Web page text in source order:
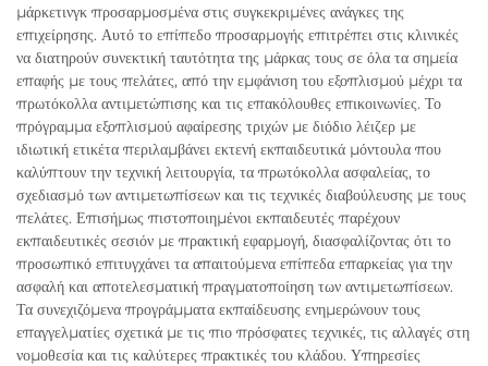
μάρκετινγκ προσαρμοσμένα στις συγκεκριμένες ανάγκες της
επιχείρησης. Αυτό το επίπεδο προσαρμογής επιτρέπει στις κλινικές
να διατηρούν συνεκτική ταυτότητα της μάρκας τους σε όλα τα σημεία
επαφής με τους πελάτες, από την εμφάνιση του εξοπλισμού μέχρι τα
πρωτόκολλα αντιμετώπισης και τις επακόλουθες επικοινωνίες. Το
πρόγραμμα εξοπλισμού αφαίρεσης τριχών με διόδιο λέιζερ με
ιδιωτική ετικέτα περιλαμβάνει εκτενή εκπαιδευτικά μόντουλα που
καλύπτουν την τεχνική λειτουργία, τα πρωτόκολλα ασφαλείας, το
σχεδιασμό των αντιμετωπίσεων και τις τεχνικές διαβούλευσης με τους
πελάτες. Επισήμως πιστοποιημένοι εκπαιδευτές παρέχουν
εκπαιδευτικές σεσιόν με πρακτική εφαρμογή, διασφαλίζοντας ότι το
προσωπικό επιτυγχάνει τα απαιτούμενα επίπεδα επαρκείας για την
ασφαλή και αποτελεσματική πραγματοποίηση των αντιμετωπίσεων.
Τα συνεχιζόμενα προγράμματα εκπαίδευσης ενημερώνουν τους
επαγγελματίες σχετικά με τις πιο πρόσφατες τεχνικές, τις αλλαγές στη
νομοθεσία και τις καλύτερες πρακτικές του κλάδου. Υπηρεσίες